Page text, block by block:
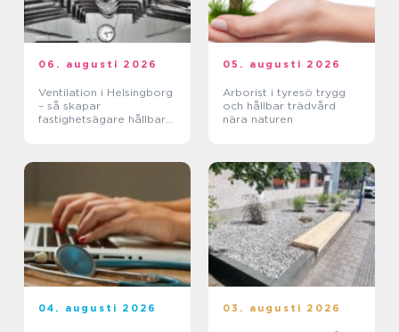
06. augusti 2026
Ventilation i Helsingborg
– så skapar
fastighetsägare hållbara
05. augusti 2026
Arborist i tyresö trygg
och hållbar trädvård
nära naturen
04. augusti 2026 03. augusti 2026